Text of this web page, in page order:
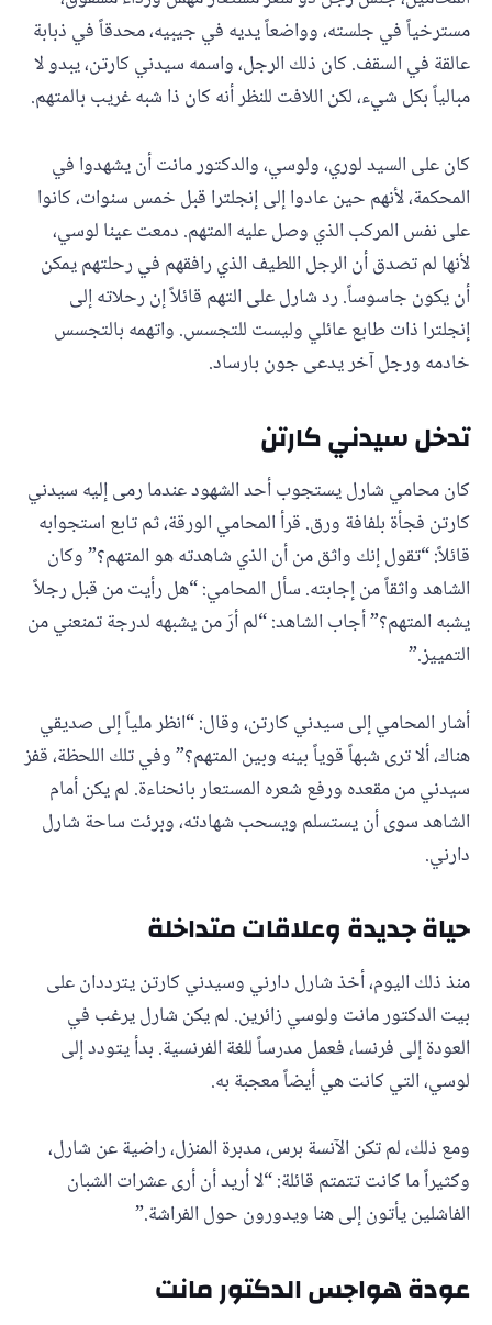
مسترخياً في جلسته، وواضعاً يديه في جيبيه، محدقاً في ذبابة
عالقة في السقف. كان ذلك الرجل، واسمه سيدني كارتن، يبدو لا
مبالياً بكل شيء، لكن اللافت للنظر أنه كان ذا شبه غريب بالمتهم.
كان على السيد لوري، ولوسي، والدكتور مانت أن يشهدوا في
المحكمة، لأنهم حين عادوا إلى إنجلترا قبل خمس سنوات، كانوا
على نفس المركب الذي وصل عليه المتهم. دمعت عينا لوسي،
لأنها لم تصدق أن الرجل اللطيف الذي رافقهم في رحلتهم يمكن
أن يكون جاسوساً. رد شارل على التهم قائلاً إن رحلاته إلى
إنجلترا ذات طابع عائلي وليست للتجسس. واتهمه بالتجسس
خادمه ورجل آخر يدعى جون بارساد.
تدخل سيدني كارتن
كان محامي شارل يستجوب أحد الشهود عندما رمى إليه سيدني
كارتن فجأة بلفافة ورق. قرأ المحامي الورقة، ثم تابع استجوابه
قائلاً: “تقول إنك واثق من أن الذي شاهدته هو المتهم؟” وكان
الشاهد واثقاً من إجابته. سأل المحامي: “هل رأيت من قبل رجلاً
يشبه المتهم؟” أجاب الشاهد: “لم أرَ من يشبهه لدرجة تمنعني من
التمييز.”
أشار المحامي إلى سيدني كارتن، وقال: “انظر ملياً إلى صديقي
هناك، ألا ترى شبهاً قوياً بينه وبين المتهم؟” وفي تلك اللحظة، قفز
سيدني من مقعده ورفع شعره المستعار بانحناءة. لم يكن أمام
الشاهد سوى أن يستسلم ويسحب شهادته، وبرئت ساحة شارل
دارني.
حياة جديدة وعلاقات متداخلة
منذ ذلك اليوم، أخذ شارل دارني وسيدني كارتن يترددان على
بيت الدكتور مانت ولوسي زائرين. لم يكن شارل يرغب في
العودة إلى فرنسا، فعمل مدرساً للغة الفرنسية. بدأ يتودد إلى
لوسي، التي كانت هي أيضاً معجبة به.
ومع ذلك، لم تكن الآنسة برس، مدبرة المنزل، راضية عن شارل،
وكثيراً ما كانت تتمتم قائلة: “لا أريد أن أرى عشرات الشبان
الفاشلين يأتون إلى هنا ويدورون حول الفراشة.”
عودة هواجس الدكتور مانت